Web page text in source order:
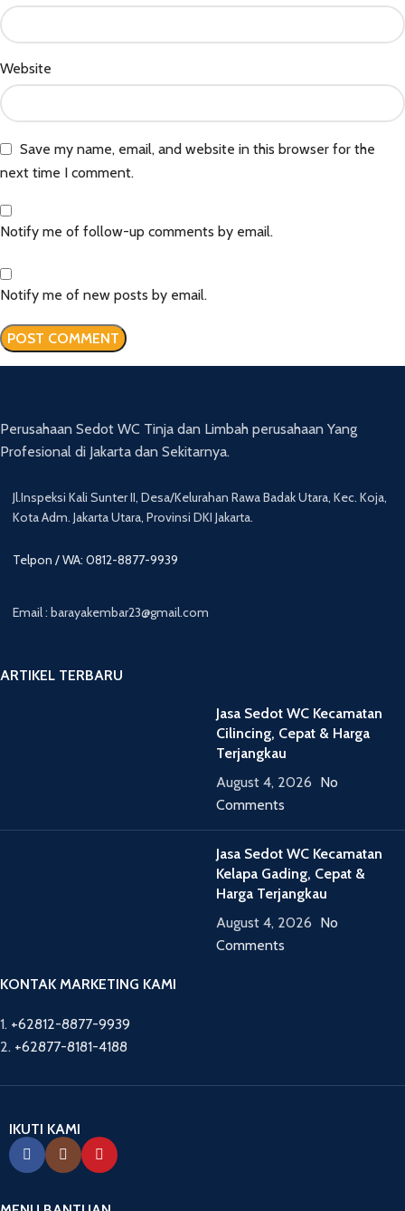
Website
Save my name, email, and website in this browser for the
next time I comment.
Notify me of follow-up comments by email.
Notify me of new posts by email.
Perusahaan Sedot WC Tinja dan Limbah perusahaan Yang
Profesional di Jakarta dan Sekitarnya.
Jl.Inspeksi Kali Sunter II, Desa/Kelurahan Rawa Badak Utara, Kec. Koja,
Kota Adm. Jakarta Utara, Provinsi DKI Jakarta.
Telpon / WA: 0812-8877-9939
Email : barayakembar23@gmail.com
ARTIKEL TERBARU
Jasa Sedot WC Kecamatan
Cilincing, Cepat & Harga
Terjangkau
August 4, 2026 No
Comments
Jasa Sedot WC Kecamatan
Kelapa Gading, Cepat &
Harga Terjangkau
August 4, 2026 No
Comments
KONTAK MARKETING KAMI
1. +62812-8877-9939
2. +62877-8181-4188
IKUTI KAMI